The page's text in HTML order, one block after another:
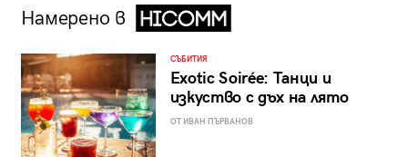
Намерено в
СЪБИТИЯ
Exotic Soirée: Танци и
изкуство с дъх на лято
ОТ ИВАН ПЪРВАНОВ